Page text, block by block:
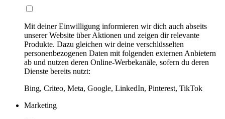
Mit deiner Einwilligung informieren wir dich auch abseits
unserer Website über Aktionen und zeigen dir relevante
Produkte. Dazu gleichen wir deine verschlüsselten
personenbezogenen Daten mit folgenden externen Anbietern
ab und nutzen deren Online-Werbekanäle, sofern du deren
Dienste bereits nutzt:
Bing, Criteo, Meta, Google, LinkedIn, Pinterest, TikTok
Marketing